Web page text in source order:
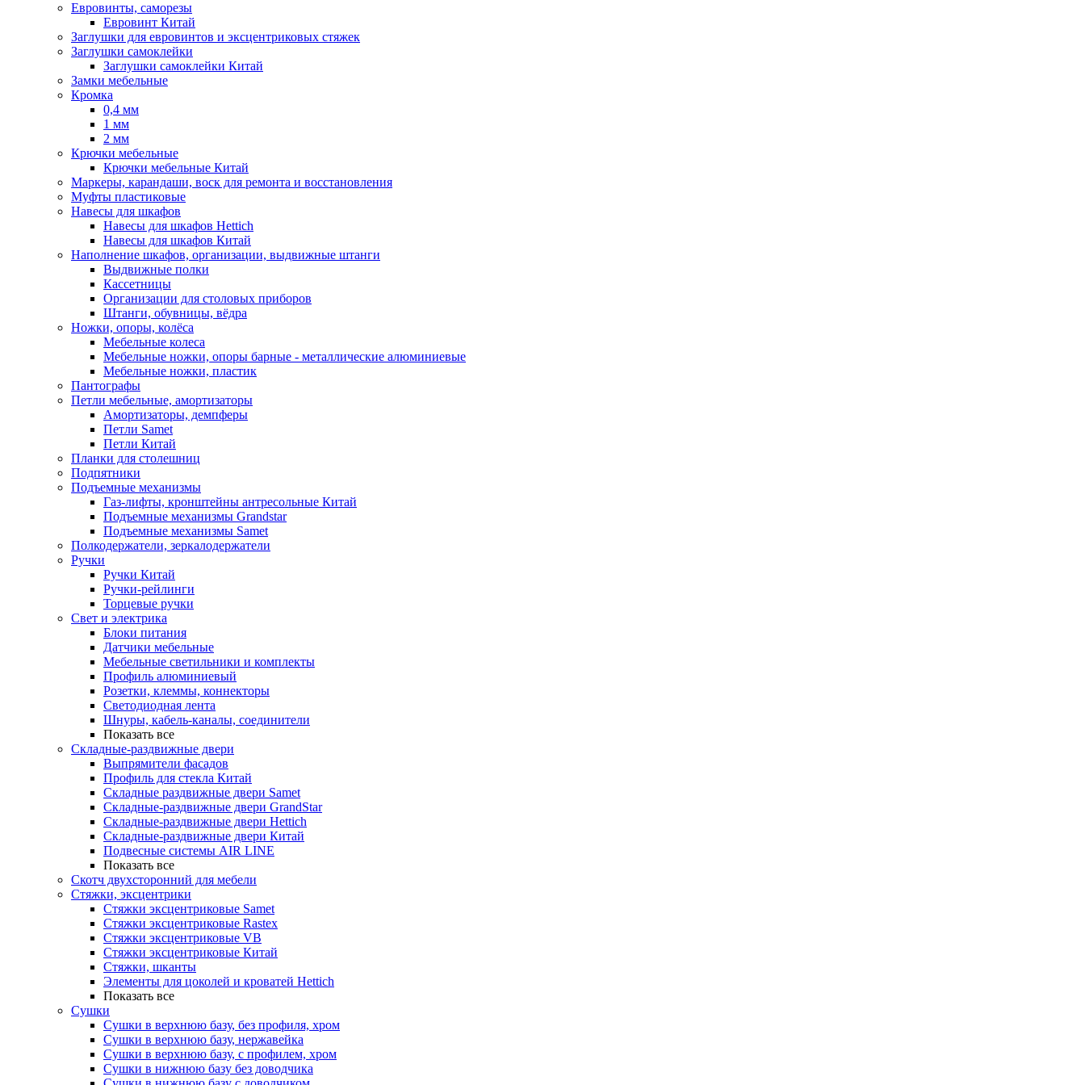
Евровинты, саморезы
Евровинт Китай
Заглушки для евровинтов и эксцентриковых стяжек
Заглушки самоклейки
Заглушки самоклейки Китай
Замки мебельные
Кромка
0,4 мм
1 мм
2 мм
Крючки мебельные
Крючки мебельные Китай
Маркеры, карандаши, воск для ремонта и восстановления
Муфты пластиковые
Навесы для шкафов
Навесы для шкафов Hettich
Навесы для шкафов Китай
Наполнение шкафов, организации, выдвижные штанги
Выдвижные полки
Кассетницы
Организации для столовых приборов
Штанги, обувницы, вёдра
Ножки, опоры, колёса
Мебельные колеса
Мебельные ножки, опоры барные - металлические алюминиевые
Мебельные ножки, пластик
Пантографы
Петли мебельные, амортизаторы
Амортизаторы, демпферы
Петли Samet
Петли Китай
Планки для столешниц
Подпятники
Подъемные механизмы
Газ-лифты, кронштейны антресольные Китай
Подъемные механизмы Grandstar
Подъемные механизмы Samet
Полкодержатели, зеркалодержатели
Ручки
Ручки Китай
Ручки-рейлинги
Торцевые ручки
Свет и электрика
Блоки питания
Датчики мебельные
Мебельные светильники и комплекты
Профиль алюминиевый
Розетки, клеммы, коннекторы
Светодиодная лента
Шнуры, кабель-каналы, соединители
Показать все
Складные-раздвижные двери
Выпрямители фасадов
Профиль для стекла Китай
Складные раздвижные двери Samet
Складные-раздвижные двери GrandStar
Складные-раздвижные двери Hettich
Складные-раздвижные двери Китай
Подвесные системы AIR LINE
Показать все
Скотч двухсторонний для мебели
Стяжки, эксцентрики
Cтяжки эксцентриковые Samet
Стяжки эксцентриковые Rastex
Стяжки эксцентриковые VB
Стяжки эксцентриковые Китай
Стяжки, шканты
Элементы для цоколей и кроватей Hettich
Показать все
Сушки
Сушки в верхнюю базу, без профиля, хром
Сушки в верхнюю базу, нержавейка
Сушки в верхнюю базу, с профилем, хром
Сушки в нижнюю базу без доводчика